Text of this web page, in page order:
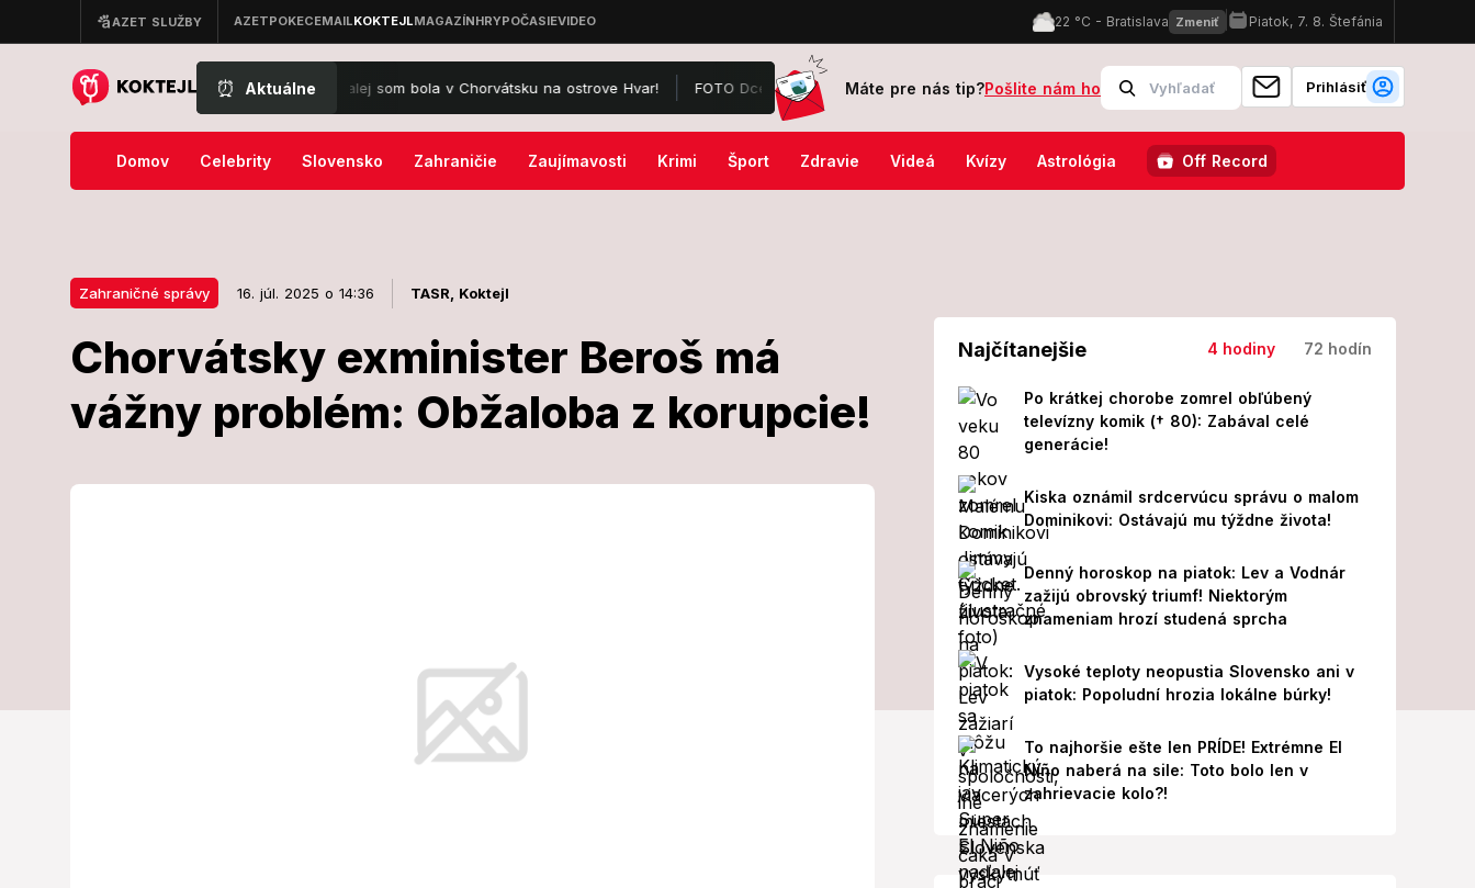
⏰ Aktuálne
markizáčka odpilotuje lietadlo: Najďalej som bola v Chorvátsku na ostrove Hvar! FOTO Dcéra Karla Gotta prekvapila novým videoklipom, maestro by bol pyšný: Charlotte ukázala obrovský talent priamo v
Máte pre nás tip?Pošlite nám ho Prihlásiť
Domov Celebrity Slovensko Zahraničie Zaujímavosti Krimi Šport Zdravie Videá Kvízy Astrológia Off Record
Zahraničné správy 16. júl. 2025 o 14:36 TASR, Koktejl
Chorvátsky exminister Beroš má
vážny problém: Obžaloba z korupcie!
Zahraničné správy
Chorvátsky exminister Beroš
má vážny problém: Obžaloba
Korupčný škandál otriasa chorvátskym zdravotníctvom.
Najčítanejšie 4 hodiny 72 hodín
Po krátkej chorobe zomrel obľúbený
televízny komik († 80): Zabával celé
generácie!
Kiska oznámil srdcervúcu správu o malom
Dominikovi: Ostávajú mu týždne života!
Denný horoskop na piatok: Lev a Vodnár
zažijú obrovský triumf! Niektorým
znameniam hrozí studená sprcha
Vysoké teploty neopustia Slovensko ani v
piatok: Popoludní hrozia lokálne búrky!
To najhoršie ešte len PRÍDE! Extrémne El
Niño naberá na sile: Toto bolo len v
zahrievacie kolo?!